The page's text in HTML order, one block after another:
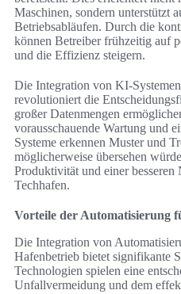
Maschinen, sondern unterstützt
Betriebsabläufen. Durch die
können Betreiber frühzeitig auf
und die Effizienz steigern.
Die Integration von KI-
revolutioniert die
großer Datenmengen
vorausschauende Wartung und
Systeme erkennen Muster und
möglicherweise übersehen
Produktivität und einer besseren
Techhafen.
Vorteile der Automatisierung
Die Integration von
Hafenbetrieb bietet signifikante
Technologien spielen eine
Unfallvermeidung und dem